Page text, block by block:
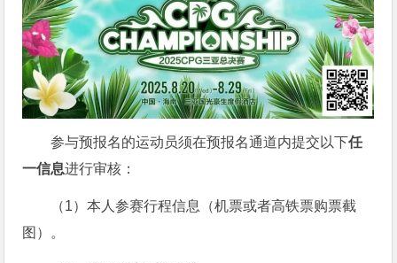
参与预报名的运动员须在预报名通道内提交以下任
一信息进行审核：
（1）本人参赛行程信息（机票或者高铁票购票截
图）。